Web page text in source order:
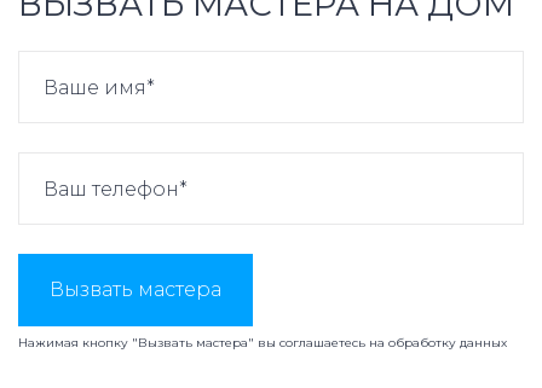
Вызвать мастера
Нажимая кнопку "Вызвать мастера" вы соглашаетесь на обработку данных